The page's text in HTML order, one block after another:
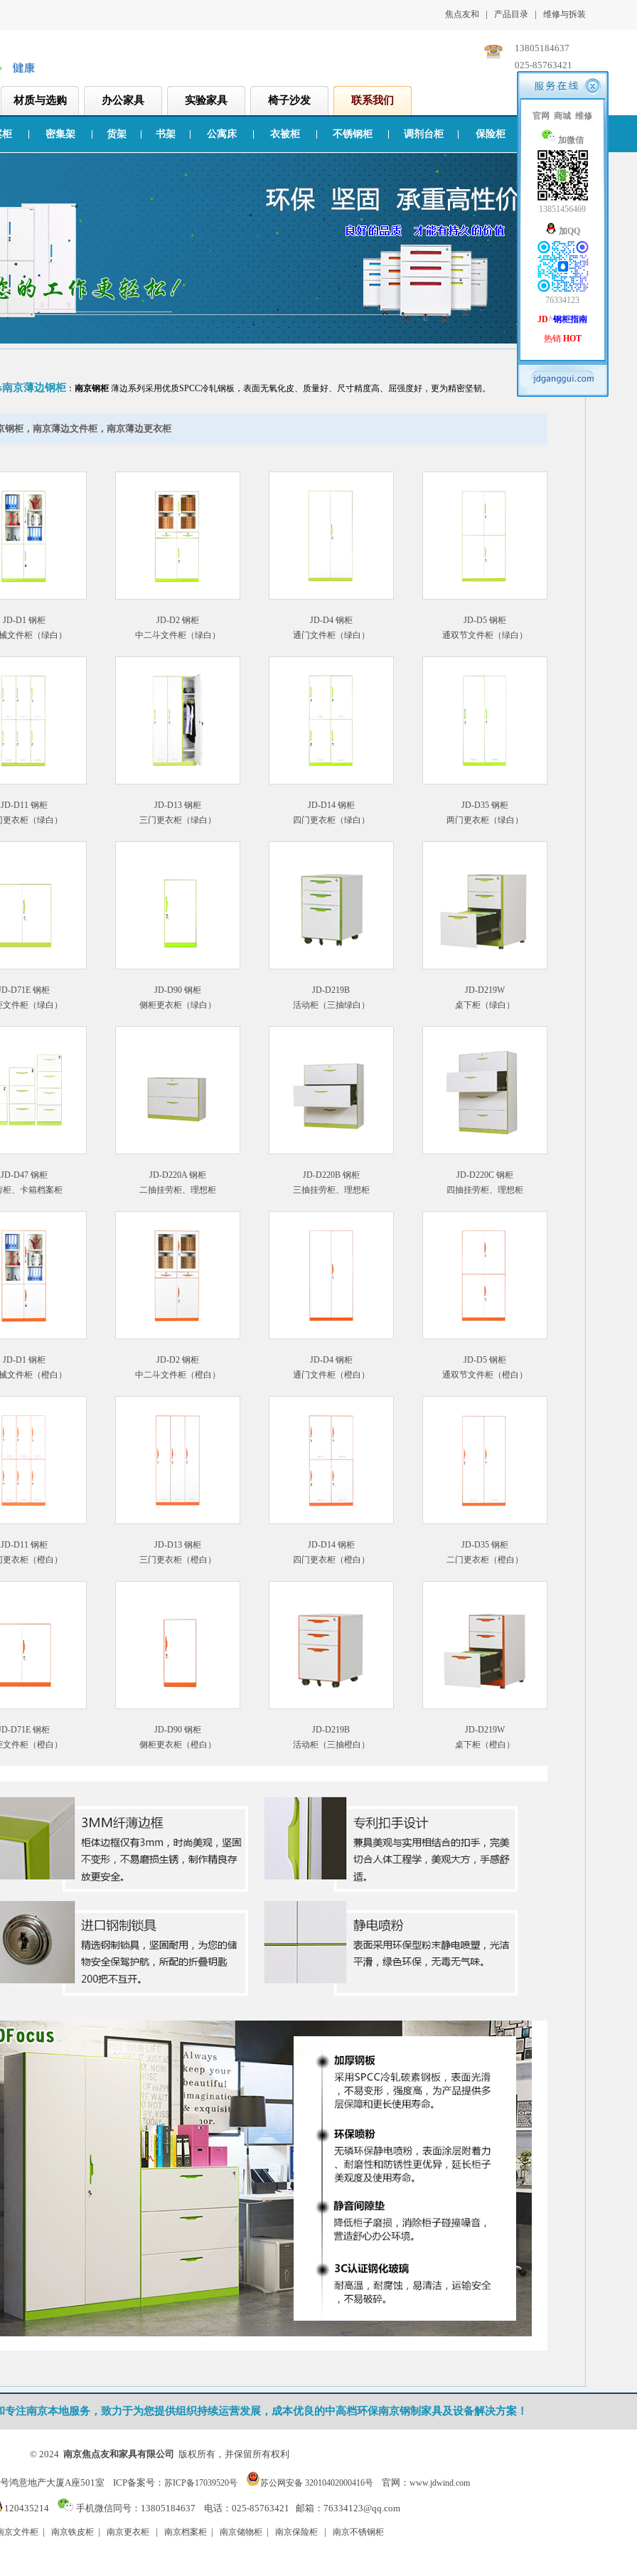
焦点友和 | 产品目录 | 维修与拆装
13805184637
025-85763421
材质与选购 办公家具 实验家具 椅子沙发 联系我们
柜 密集架 货架 书架 公寓床 衣被柜 不锈钢柜 调剂台柜 保险柜 活动柜
南京薄边钢柜： 南京钢柜薄边系列采用优质SPCC冷轧钢板，表面无氧化皮、质量好、尺寸精度高、屈强度好，更为精密坚韧。
钢柜，南京薄边文件柜，南京薄边更衣柜
JD-D1 钢柜
文件柜（绿白）
JD-D2 钢柜
中二斗文件柜（绿白）
JD-D4 钢柜
通门文件柜（绿白）
JD-D5 钢柜
通双节文件柜（绿白）
JD-D11 钢柜
衣柜（绿白）
JD-D13 钢柜
三门更衣柜（绿白）
JD-D14 钢柜
四门更衣柜（绿白）
JD-D35 钢柜
两门更衣柜（绿白）
D71E 钢柜
件柜（绿白）
JD-D90 钢柜
侧柜更衣柜（绿白）
JD-D219B
活动柜（三抽绿白）
JD-D219W
桌下柜（绿白）
JD-D47 钢柜
柜、卡箱档案柜
JD-D220A 钢柜
二抽挂劳柜、理想柜
JD-D220B 钢柜
三抽挂劳柜、理想柜
JD-D220C 钢柜
四抽挂劳柜、理想柜
JD-D1 钢柜
文件柜（橙白）
JD-D2 钢柜
中二斗文件柜（橙白）
JD-D4 钢柜
通门文件柜（橙白）
JD-D5 钢柜
通双节文件柜（橙白）
JD-D11 钢柜
衣柜（橙白）
JD-D13 钢柜
三门更衣柜（橙白）
JD-D14 钢柜
四门更衣柜（橙白）
JD-D35 钢柜
二门更衣柜（橙白）
D71E 钢柜
件柜（橙白）
JD-D90 钢柜
侧柜更衣柜（橙白）
JD-D219B
活动柜（三抽橙白）
JD-D219W
桌下柜（橙白）
注南京本地服务，致力于为您提供组织持续运营发展，成本优良的中高档环保南京钢制家具及设备解决方案！
© 2024 南京焦点友和家具有限公司 版权所有，并保留所有权利
鸿意地产大厦A座501室 ICP备案号： 苏ICP备17039520号 苏公网安备 32010402000416号官网： www.jdwind.com
120435214 手机微信同号：13805184637 电话：025-85763421 邮箱：76334123@qq.com
京文件柜| 南京铁皮柜| 南京更衣柜| 南京档案柜| 南京储物柜| 南京保险柜| 南京不锈钢柜
官网 商城 维修
加微信
13851456469
加QQ
76334123
JD^钢柜指南
热销 HOT